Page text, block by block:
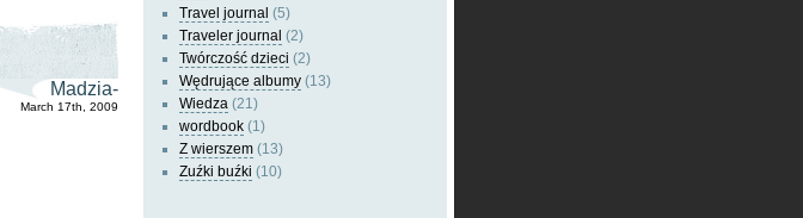
Madzia-
March 17th, 2009
Travel journal (5)
Traveler journal (2)
Twórczość dzieci (2)
Wędrujące albumy (13)
Wiedza (21)
wordbook (1)
Z wierszem (13)
Zuźki buźki (10)